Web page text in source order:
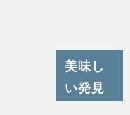
美味し
い発見